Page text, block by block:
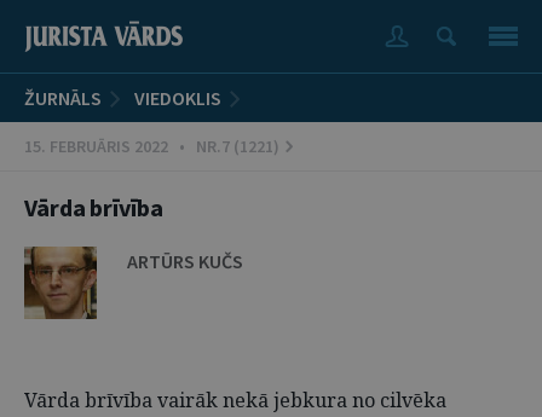
ŽURNĀLS VIEDOKLIS
15. FEBRUĀRIS 2022 • NR.7 (1221)
Vārda brīvība
ARTŪRS KUČS
Vārda brīvība vairāk nekā jebkura no cilvēka